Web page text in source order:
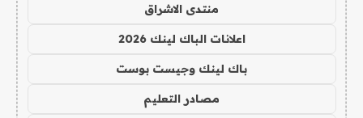
منتدى الاشراق
اعلانات الباك لينك 2026
باك لينك وجيست بوست
مصادر التعليم